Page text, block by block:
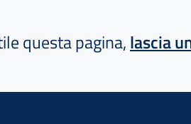
questa pagina,lascia